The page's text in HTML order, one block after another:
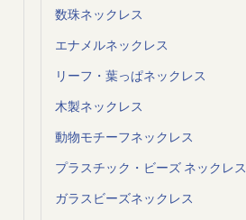
数珠ネックレス
エナメルネックレス
リーフ・葉っぱネックレス
木製ネックレス
動物モチーフネックレス
プラスチック・ビーズ ネックレス
ガラスビーズネックレス